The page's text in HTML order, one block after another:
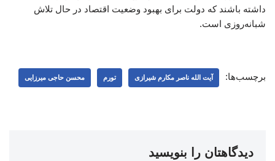
داشته باشند که دولت برای بهبود وضعیت اقتصاد در حال تلاش
شبانه‌روزی است.
برچسب‌ها: آیت الله ناصر مکارم شیرازی تورم محسن حاجی میرزایی
دیدگاهتان را بنویسید